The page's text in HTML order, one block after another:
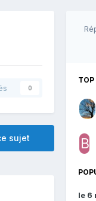
0
sujet
TOP
le 6